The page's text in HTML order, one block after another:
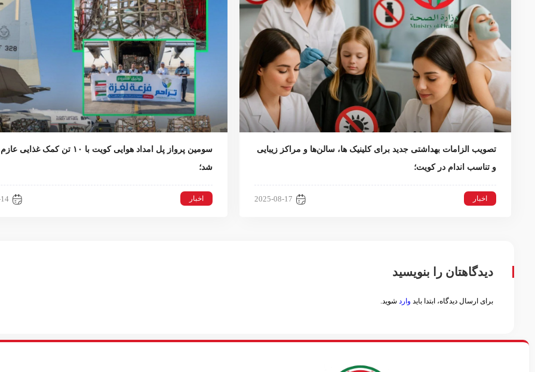
تصویب الزامات بهداشتی جدید برای کلینیک ها، سالن‌ها و مراکز زیبایی
و تناسب اندام در کویت؛
اخبار 2025-08-17
سومین پرواز پل امداد هوایی کویت با ۱۰ تن کمک
شد؛
اخبار
دیدگاهتان را بنویسید
برای ارسال دیدگاه، ابتدا باید وارد شوید.